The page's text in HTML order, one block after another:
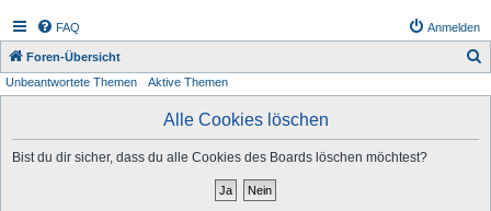
FAQ Anmelden
Foren-Übersicht
Unbeantwortete Themen Aktive Themen
Alle Cookies löschen
Bist du dir sicher, dass du alle Cookies des Boards löschen möchtest?